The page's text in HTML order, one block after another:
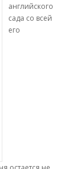
английского
сада со всей
его